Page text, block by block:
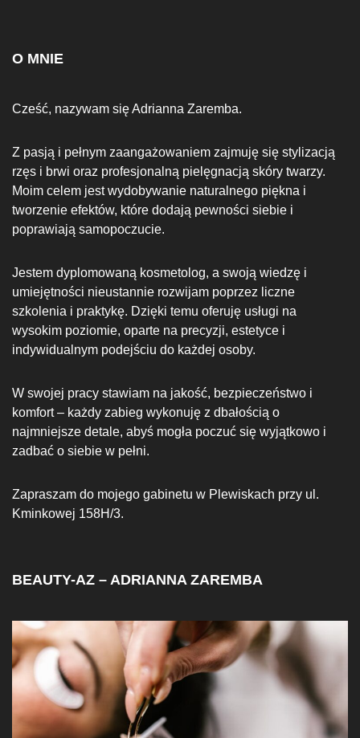
O MNIE
Cześć, nazywam się Adrianna Zaremba.
Z pasją i pełnym zaangażowaniem zajmuję się stylizacją
rzęs i brwi oraz profesjonalną pielęgnacją skóry twarzy.
Moim celem jest wydobywanie naturalnego piękna i
tworzenie efektów, które dodają pewności siebie i
poprawiają samopoczucie.
Jestem dyplomowaną kosmetolog, a swoją wiedzę i
umiejętności nieustannie rozwijam poprzez liczne
szkolenia i praktykę. Dzięki temu oferuję usługi na
wysokim poziomie, oparte na precyzji, estetyce i
indywidualnym podejściu do każdej osoby.
W swojej pracy stawiam na jakość, bezpieczeństwo i
komfort – każdy zabieg wykonuję z dbałością o
najmniejsze detale, abyś mogła poczuć się wyjątkowo i
zadbać o siebie w pełni.
Zapraszam do mojego gabinetu w Plewiskach przy ul.
Kminkowej 158H/3.
BEAUTY-AZ – ADRIANNA ZAREMBA